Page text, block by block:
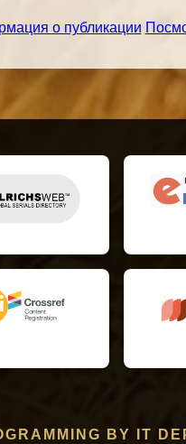
о публикации
BY IT